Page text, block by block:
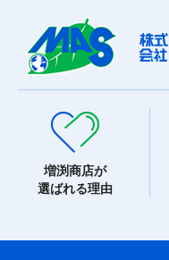
増渕商店が
選ばれる理由